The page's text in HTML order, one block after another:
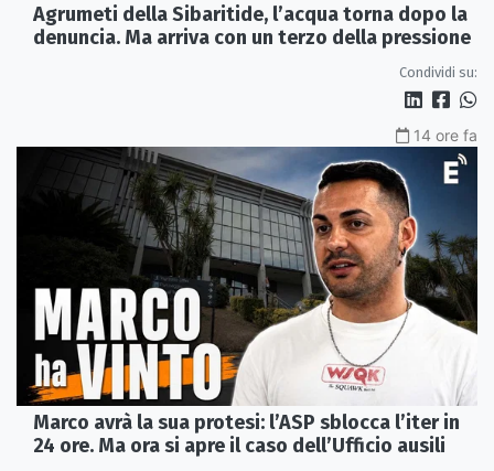
Agrumeti della Sibaritide, l’acqua torna dopo la
denuncia. Ma arriva con un terzo della pressione
Condividi su:
14 ore fa
Marco avrà la sua protesi: l’ASP sblocca l’iter in
24 ore. Ma ora si apre il caso dell’Ufficio ausili